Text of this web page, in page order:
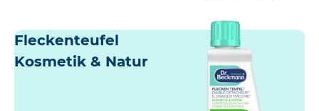
Fleckenteufel
Kosmetik & Natur